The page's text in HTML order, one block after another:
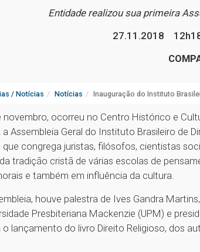
Entidade realizou sua primeira
27.11.2018
/ Notícias Notícias Inauguração do Instituto
novembro, ocorreu no Centro Histórico e
a Assembleia Geral do Instituto Brasileiro de
congrega juristas, filósofos, cientistas
tradição cristã de várias escolas de
e também em influência da cultura.
houve palestra de Ives Gandra
Presbiteriana Mackenzie (UPM) e
lançamento do livro Direito Religioso, dos